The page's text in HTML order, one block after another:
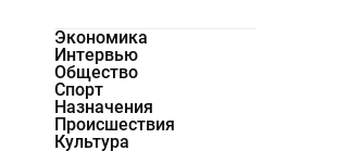
Экономика
Интервью
Общество
Спорт
Назначения
Происшествия
Культура